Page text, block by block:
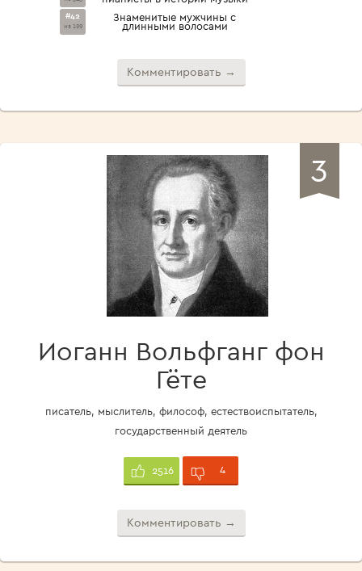
#42
из 199
Знаменитые мужчины с
длинными волосами
Комментировать →
3
Иоганн Вольфганг фон
Гёте
писатель, мыслитель, философ, естествоиспытатель,
государственный деятель
2516 4
Комментировать →